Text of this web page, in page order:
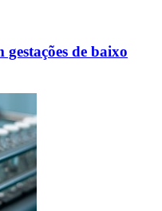
gestações de baixo